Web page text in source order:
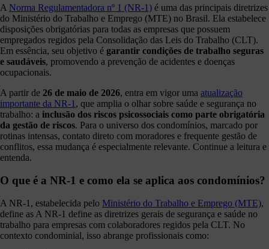
A Norma Regulamentadora nº 1 (NR-1) é uma das principais diretrizes
do Ministério do Trabalho e Emprego (MTE) no Brasil. Ela estabelece
disposições obrigatórias para todas as empresas que possuem
empregados regidos pela Consolidação das Leis do Trabalho (CLT).
Em essência, seu objetivo é garantir condições de trabalho seguras
e saudáveis, promovendo a prevenção de acidentes e doenças
ocupacionais.
A partir de 26 de maio de 2026, entra em vigor uma atualização
importante da NR-1 , que amplia o olhar sobre saúde e segurança no
trabalho: a inclusão dos riscos psicossociais como parte obrigatória
da gestão de riscos. Para o universo dos condomínios, marcado por
rotinas intensas, contato direto com moradores e frequente gestão de
conflitos, essa mudança é especialmente relevante. Continue a leitura e
entenda.
O que é a NR-1 e como ela se aplica aos condomínios?
A NR-1, estabelecida pelo Ministério do Trabalho e Emprego (MTE),
define as A NR-1 define as diretrizes gerais de segurança e saúde no
trabalho para empresas com colaboradores regidos pela CLT. No
contexto condominial, isso abrange profissionais como: